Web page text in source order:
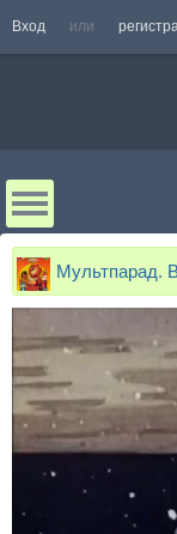
Вход или
Мультпарад.